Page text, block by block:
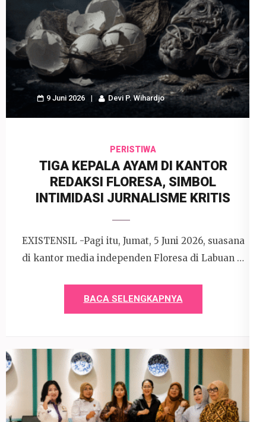
9 Juni 2026 Devi P. Wihardjo
PERISTIWA
TIGA KEPALA AYAM DI KANTOR
REDAKSI FLORESA, SIMBOL
INTIMIDASI JURNALISME KRITIS
EXISTENSIL -Pagi itu, Jumat, 5 Juni 2026, suasana
di kantor media independen Floresa di Labuan …
BACA SELENGKAPNYA